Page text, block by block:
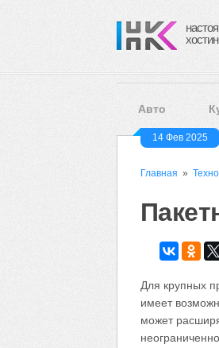
Авто
14 Фев 2025
Главная »
Для крупных
имеет
может